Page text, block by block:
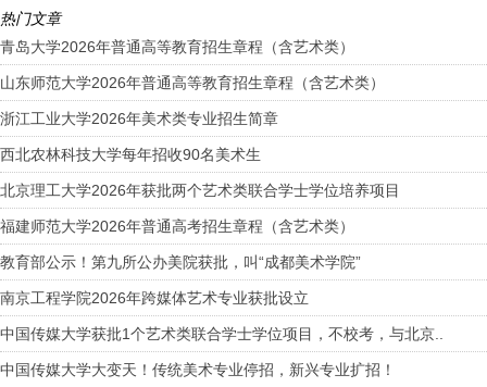
热门文章
青岛大学2026年普通高等教育招生章程（含艺术类）
山东师范大学2026年普通高等教育招生章程（含艺术类）
浙江工业大学2026年美术类专业招生简章
西北农林科技大学每年招收90名美术生
北京理工大学2026年获批两个艺术类联合学士学位培养项目
福建师范大学2026年普通高考招生章程（含艺术类）
教育部公示！第九所公办美院获批，叫“成都美术学院”
南京工程学院2026年跨媒体艺术专业获批设立
中国传媒大学获批1个艺术类联合学士学位项目，不校考，与北京..
中国传媒大学大变天！传统美术专业停招，新兴专业扩招！